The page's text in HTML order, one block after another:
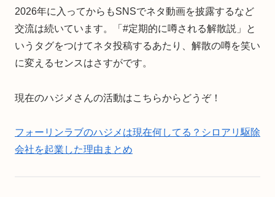
2026年に入ってからもSNSでネタ動画を披露するなど
交流は続いています。「#定期的に噂される解散説」と
いうタグをつけてネタ投稿するあたり、解散の噂を笑い
に変えるセンスはさすがです。
現在のハジメさんの活動はこちらからどうぞ！
フォーリンラブのハジメは現在何してる？シロアリ駆除
会社を起業した理由まとめ